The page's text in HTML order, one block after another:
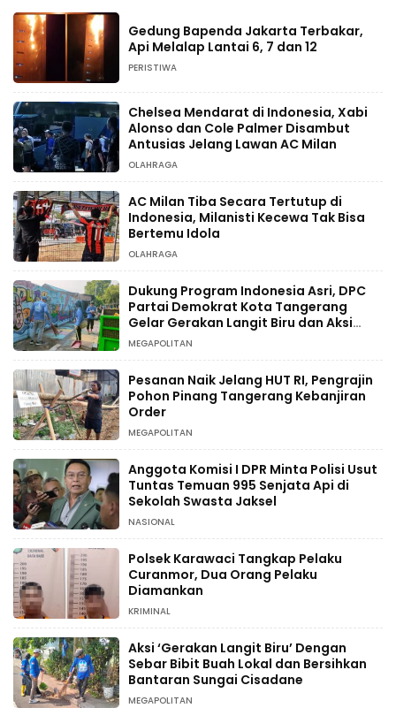
Gedung Bapenda Jakarta Terbakar,
Api Melalap Lantai 6, 7 dan 12
PERISTIWA
Chelsea Mendarat di Indonesia, Xabi
Alonso dan Cole Palmer Disambut
Antusias Jelang Lawan AC Milan
OLAHRAGA
AC Milan Tiba Secara Tertutup di
Indonesia, Milanisti Kecewa Tak Bisa
Bertemu Idola
OLAHRAGA
Dukung Program Indonesia Asri, DPC
Partai Demokrat Kota Tangerang
Gelar Gerakan Langit Biru dan Aksi
Tanam Pohon
MEGAPOLITAN
Pesanan Naik Jelang HUT RI, Pengrajin
Pohon Pinang Tangerang Kebanjiran
Order
MEGAPOLITAN
Anggota Komisi I DPR Minta Polisi Usut
Tuntas Temuan 995 Senjata Api di
Sekolah Swasta Jaksel
NASIONAL
Polsek Karawaci Tangkap Pelaku
Curanmor, Dua Orang Pelaku
Diamankan
KRIMINAL
Aksi ‘Gerakan Langit Biru’ Dengan
Sebar Bibit Buah Lokal dan Bersihkan
Bantaran Sungai Cisadane
MEGAPOLITAN